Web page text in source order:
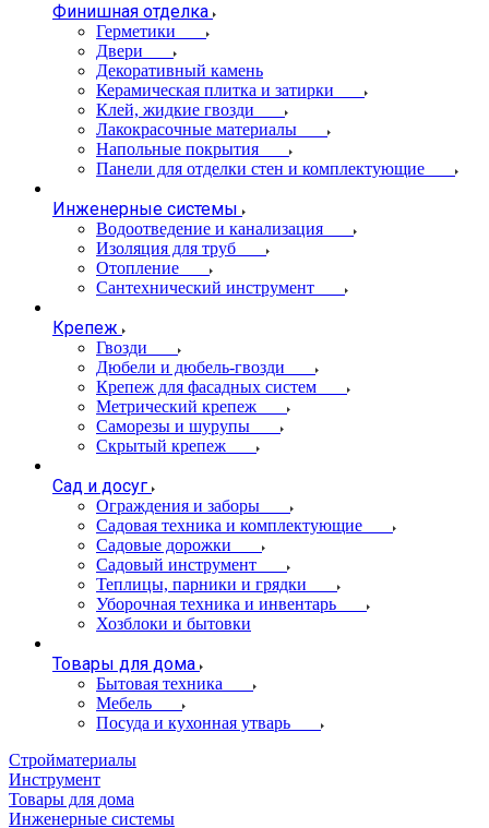
Финишная отделка
Герметики
Двери
Декоративный камень
Керамическая плитка и затирки
Клей, жидкие гвозди
Лакокрасочные материалы
Напольные покрытия
Панели для отделки стен и комплектующие
Инженерные системы
Водоотведение и канализация
Изоляция для труб
Отопление
Сантехнический инструмент
Крепеж
Гвозди
Дюбели и дюбель-гвозди
Крепеж для фасадных систем
Метрический крепеж
Саморезы и шурупы
Скрытый крепеж
Сад и досуг
Ограждения и заборы
Садовая техника и комплектующие
Садовые дорожки
Садовый инструмент
Теплицы, парники и грядки
Уборочная техника и инвентарь
Хозблоки и бытовки
Товары для дома
Бытовая техника
Мебель
Посуда и кухонная утварь
Стройматериалы
Инструмент
Товары для дома
Инженерные системы